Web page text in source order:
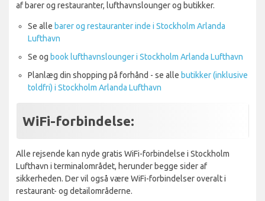
af barer og restauranter, lufthavnslounger og butikker.
Se alle barer og restauranter inde i Stockholm Arlanda
Lufthavn
Se og book lufthavnslounger i Stockholm Arlanda Lufthavn
Planlæg din shopping på forhånd - se alle butikker (inklusive
toldfri) i Stockholm Arlanda Lufthavn
WiFi-forbindelse:
Alle rejsende kan nyde gratis WiFi-forbindelse i Stockholm
Lufthavn i terminalområdet, herunder begge sider af
sikkerheden. Der vil også være WiFi-forbindelser overalt i
restaurant- og detailområderne.